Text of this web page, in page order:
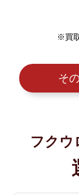
※買
そ
フクウ